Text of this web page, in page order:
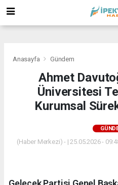
Anasayfa Gündem
Ahmet
Üniversitesi
Kurumsal
(Haber Merkezi) - | 25.05.2026 -